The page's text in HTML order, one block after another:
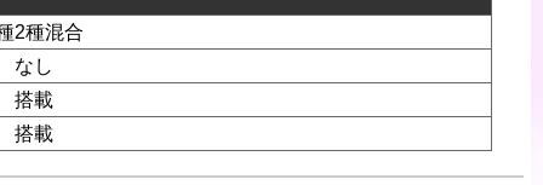
2種混合
なし
搭載
搭載